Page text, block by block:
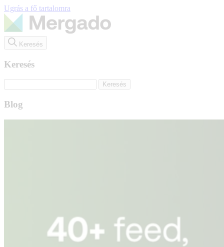
Ugrás a fő tartalomra
Keresés
Keresés
Blog